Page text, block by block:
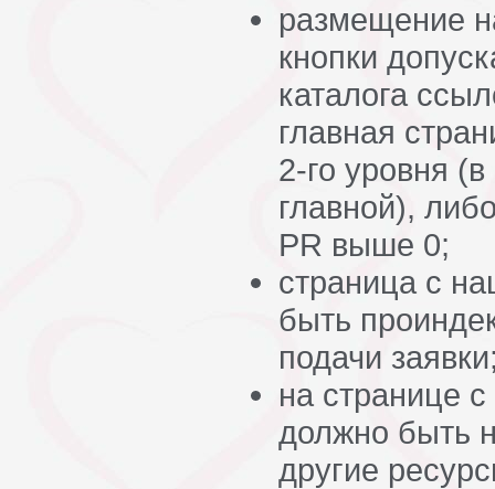
размещение
кнопки
каталога
главная
2-го уровня
главной),
PR выше 0;
страница с
быть
подачи
на странице
должно быть
другие